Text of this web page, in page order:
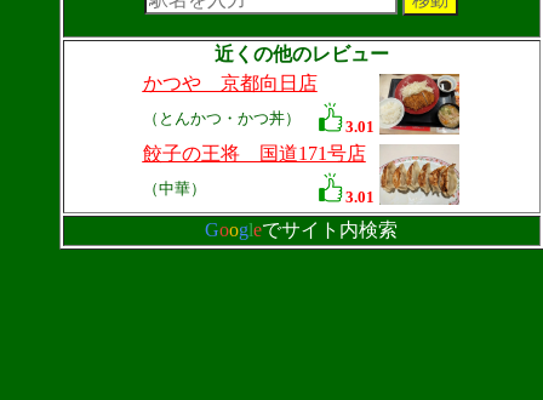
近くの他のレビュー
かつや 京都向日店
（とんかつ・かつ丼） 3.01
餃子の王将 国道171号店
（中華） 3.01
Googleでサイト内検索